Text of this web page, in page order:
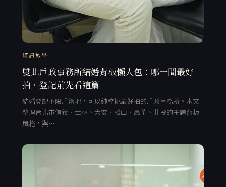
資訊教學
雙北戶政事務所結婚背板懶人包：哪一間最好
拍，登記前先看這篇
結婚登記不限戶籍地，可以純粹挑最好拍的戶政事務所。本文
整理台北市信義、士林、大安、松山、萬華、北投的主題背板
風格，與…